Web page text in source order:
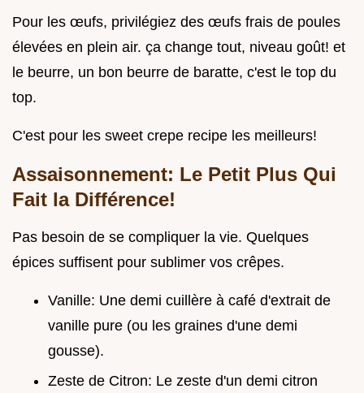
Pour les œufs, privilégiez des œufs frais de poules
élevées en plein air. ça change tout, niveau goût! et
le beurre, un bon beurre de baratte, c'est le top du
top.
C'est pour les sweet crepe recipe les meilleurs!
Assaisonnement: Le Petit Plus Qui
Fait la Différence!
Pas besoin de se compliquer la vie. Quelques
épices suffisent pour sublimer vos crêpes.
Vanille: Une demi cuillère à café d'extrait de
vanille pure (ou les graines d'une demi
gousse).
Zeste de Citron: Le zeste d'un demi citron